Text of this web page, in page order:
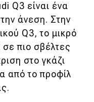
Q3 είναι ένα
άνεση. Στην
Q3, το μικρό
σε πιο σβέλτες
στο γκάζι
από το προφίλ